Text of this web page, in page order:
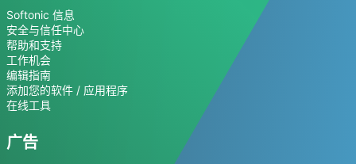
Softonic 信息
安全与信任中心
帮助和支持
工作机会
编辑指南
添加您的软件 / 应用程序
在线工具
广告